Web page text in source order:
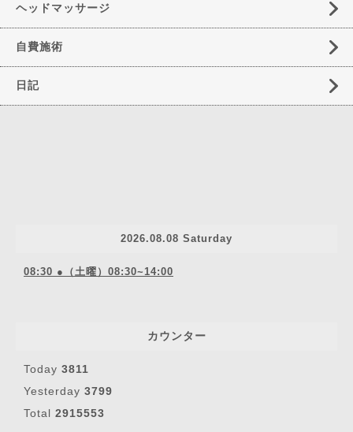
ヘッドマッサージ
自費施術
日記
2026.08.08 Saturday
08:30 ●（土曜）08:30~14:00
カウンター
Today 3811
Yesterday 3799
Total 2915553